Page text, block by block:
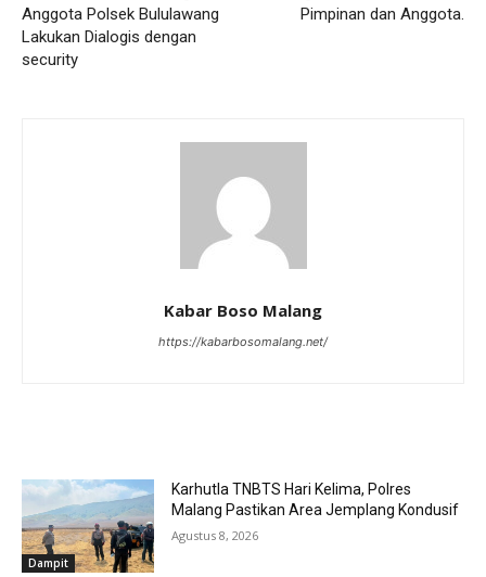
Anggota Polsek Bululawang
Lakukan Dialogis dengan
security
Pimpinan dan Anggota.
Kabar Boso Malang
https://kabarbosomalang.net/
Dampit
Karhutla TNBTS Hari Kelima, Polres
Malang Pastikan Area Jemplang Kondusif
Agustus 8, 2026